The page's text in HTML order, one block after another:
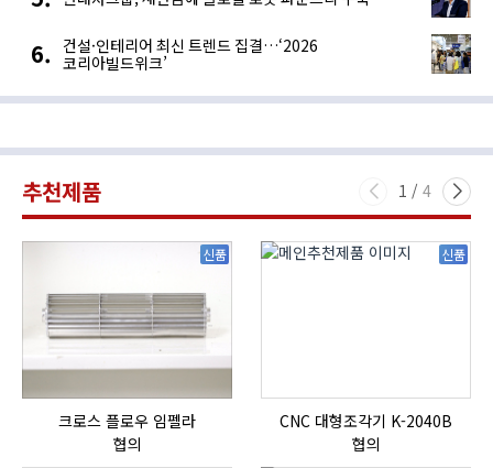
건설·인테리어 최신 트렌드 집결…‘2026
코리아빌드위크’
추천제품 1 / 4
신품
크로스 플로우 임펠라
협의
신품
CNC 대형조각기 K-2040B
협의